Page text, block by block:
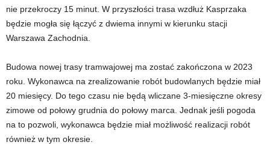
nie przekroczy 15 minut. W przyszłości trasa wzdłuż Kasprzaka
będzie mogła się łączyć z dwiema innymi w kierunku stacji
Warszawa Zachodnia.
Budowa nowej trasy tramwajowej ma zostać zakończona w 2023
roku. Wykonawca na zrealizowanie robót budowlanych będzie miał
20 miesięcy. Do tego czasu nie będą wliczane 3-miesięczne okresy
zimowe od połowy grudnia do połowy marca. Jednak jeśli pogoda
na to pozwoli, wykonawca będzie miał możliwość realizacji robót
również w tym okresie.